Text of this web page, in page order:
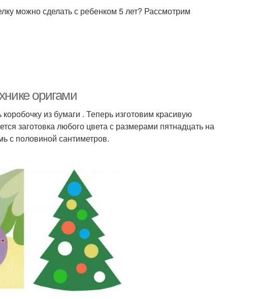
можно сделать с ребенком 5 лет? Рассмотрим
оригами
из бумаги . Теперь изготовим красивую
заготовка любого цвета с размерами пятнадцать на
с половиной сантиметров.